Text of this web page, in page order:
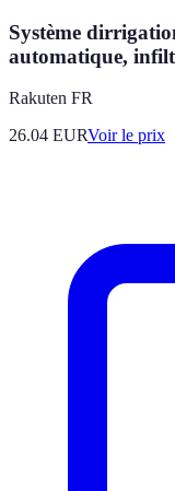
Système
automatique,
Rakuten FR
26.04 EURVoir le prix